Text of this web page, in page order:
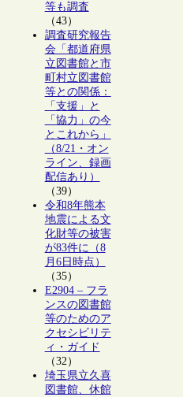
等も調査
（43）
調査研究報告
会「都道府県
立図書館と市
町村立図書館
等との関係：
「支援」と
「協力」の今
とこれから」
（8/21・オン
ライン、録画
配信あり）
（39）
令和8年熊本
地震による文
化財等の被害
が83件に（8
月6日時点）
（35）
E2904 – フラ
ンスの図書館
等のためのア
クセシビリテ
ィ・ガイド
（32）
埼玉県立久喜
図書館、休館